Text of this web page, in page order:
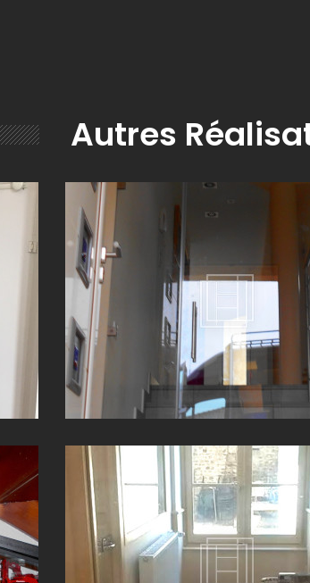
Autres
CLOISON VITRÉE SUR MESURE À
SAÔNE
PORTE SÉCURIT SUR MESURE PROCHE DE
EN-BEAUJOLAIS (69)